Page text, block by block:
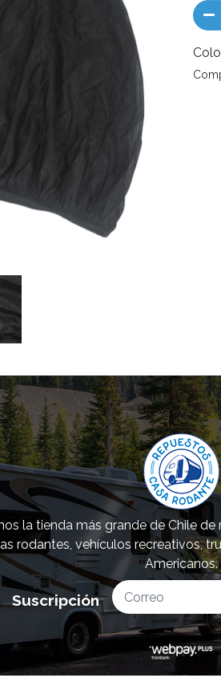
la tienda más grande de Chile
rodantes, vehículos recreativos,
Americanos.
Suscripción